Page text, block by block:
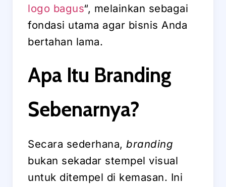
logo bagus“, melainkan sebagai
fondasi utama agar bisnis Anda
bertahan lama.
Apa Itu Branding
Sebenarnya?
Secara sederhana, branding
bukan sekadar stempel visual
untuk ditempel di kemasan. Ini